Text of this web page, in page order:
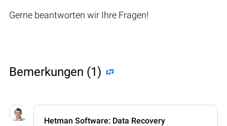
Gerne beantworten wir Ihre Fragen!
Bemerkungen (1)
Hetman Software: Data Recovery